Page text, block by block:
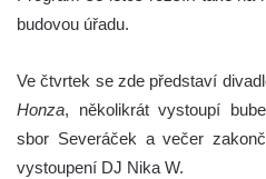
budovou úřadu.
Ve čtvrtek se zde představí
Honza, několikrát vystoupí
sbor Severáček a večer
vystoupení DJ Nika W.